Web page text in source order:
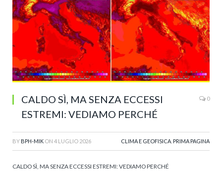
CALDO SÌ, MA SENZA ECCESSI
ESTREMI: VEDIAMO PERCHÉ
0
BY BPH-MIK ON 4 LUGLIO 2026 CLIMA E GEOFISICA PRIMA PAGINA
CALDO SÌ, MA SENZA ECCESSI ESTREMI: VEDIAMO PERCHÉ